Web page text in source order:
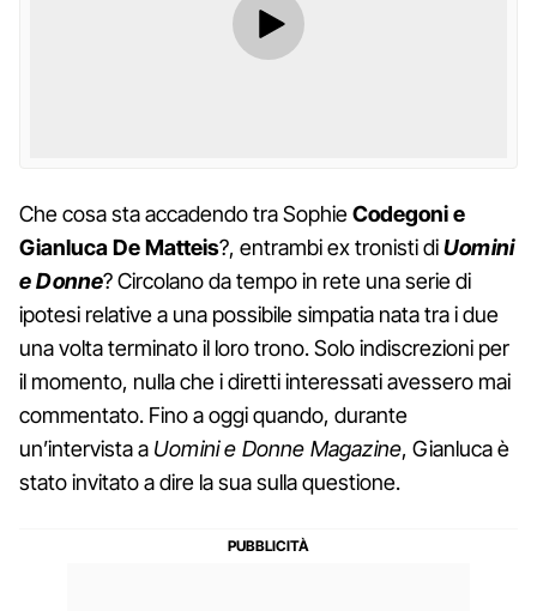
Che cosa sta accadendo tra SophieCodegoni e
Gianluca De Matteis?, entrambi ex tronisti diUomini
e Donne? Circolano da tempo in rete una serie di
ipotesi relative a una possibile simpatia nata tra i due
una volta terminato il loro trono. Solo indiscrezioni per
il momento, nulla che i diretti interessati avessero mai
commentato. Fino a oggi quando, durante
un’intervista a Uomini e Donne Magazine, Gianluca è
stato invitato a dire la sua sulla questione.